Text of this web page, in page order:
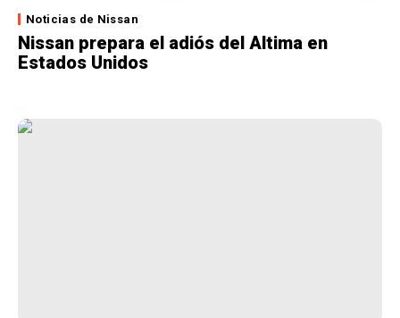
Noticias de Nissan
Nissan prepara el adiós del Altima en
Estados Unidos